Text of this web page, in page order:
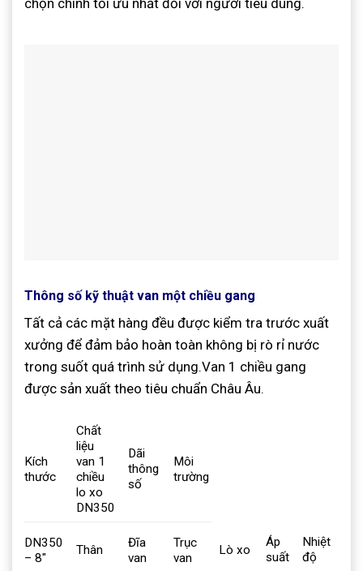
Thông số kỹ thuật van một chiều gang
Tất cả các mặt hàng đều được kiểm tra trước xuất
xưởng để đảm bảo hoàn toàn không bị rò rỉ nước
trong suốt quá trình sử dụng.Van 1 chiều gang
được sản xuất theo tiêu chuẩn Châu Âu.
Kích
thước
Chất
liệu
van 1
chiều
lo xo
DN350
Dãi
thông
số
Môi
trường
DN350
– 8″
Thân
Đĩa
van
Trục
van
Lò xo
Áp
suất
Nhiệt
độ